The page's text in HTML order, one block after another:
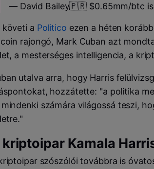
— David Bailey🇵🇷 $0.65mm/btc is
követi a Politico ezen a héten
rajongó, Mark Cuban azt
a mesterséges intelligencia, a
utalva arra, hogy Harris
hozzátette: "a politika
mindenki számára világossá teszi,
kriptoipar Kamala
szószólói továbbra is